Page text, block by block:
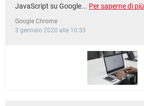
JavaScript su Google... Per saperne di più
Google Chrome
3 gennaio 2020 alle 10:33